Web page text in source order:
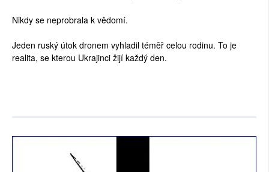
Nikdy se neprobrala k vědomí.
Jeden ruský útok dronem vyhladil téměř celou rodinu. To je
realita, se kterou Ukrajinci žijí každý den.